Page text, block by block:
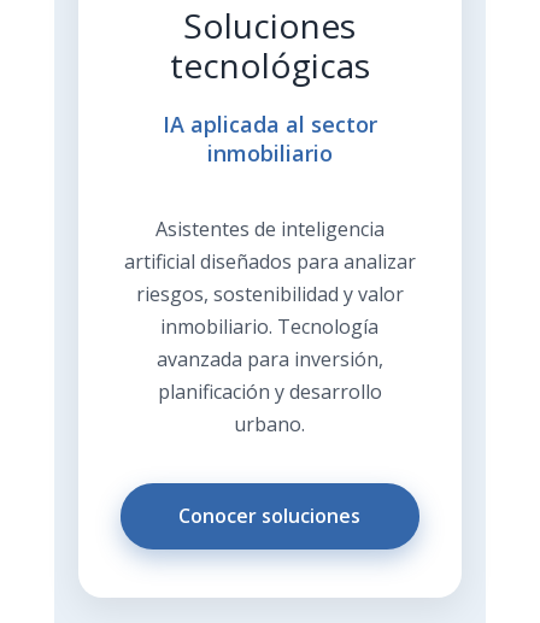
Soluciones
tecnológicas
IA aplicada al sector
inmobiliario
Asistentes de inteligencia
artificial diseñados para analizar
riesgos, sostenibilidad y valor
inmobiliario. Tecnología
avanzada para inversión,
planificación y desarrollo
urbano.
Conocer soluciones